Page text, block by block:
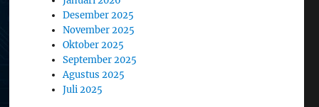
Desember 2025
November 2025
Oktober 2025
September 2025
Agustus 2025
Juli 2025